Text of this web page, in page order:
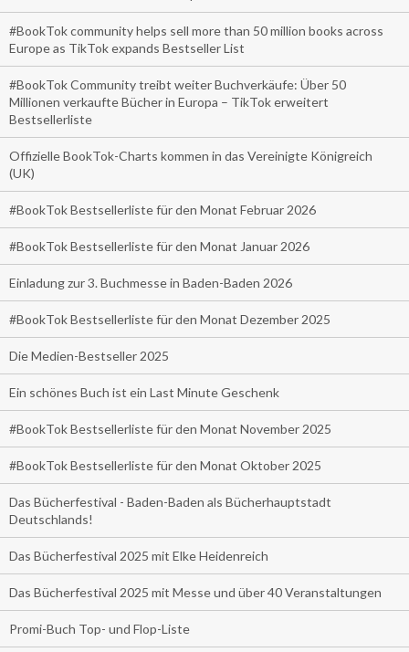
#BookTok community helps sell more than 50 million books across
Europe as TikTok expands Bestseller List
#BookTok Community treibt weiter Buchverkäufe: Über 50
Millionen verkaufte Bücher in Europa – TikTok erweitert
Bestsellerliste
Offizielle BookTok-Charts kommen in das Vereinigte Königreich
(UK)
#BookTok Bestsellerliste für den Monat Februar 2026
#BookTok Bestsellerliste für den Monat Januar 2026
Einladung zur 3. Buchmesse in Baden-Baden 2026
#BookTok Bestsellerliste für den Monat Dezember 2025
Die Medien-Bestseller 2025
Ein schönes Buch ist ein Last Minute Geschenk
#BookTok Bestsellerliste für den Monat November 2025
#BookTok Bestsellerliste für den Monat Oktober 2025
Das Bücherfestival - Baden-Baden als Bücherhauptstadt
Deutschlands!
Das Bücherfestival 2025 mit Elke Heidenreich
Das Bücherfestival 2025 mit Messe und über 40 Veranstaltungen
Promi-Buch Top- und Flop-Liste